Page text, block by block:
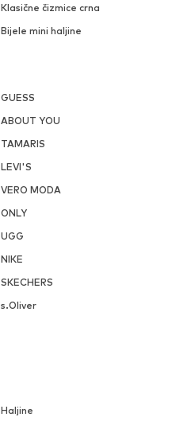
Klasične čizmice crna
Bijele mini haljine
GUESS
ABOUT YOU
TAMARIS
LEVI'S
VERO MODA
ONLY
UGG
NIKE
SKECHERS
s.Oliver
Haljine